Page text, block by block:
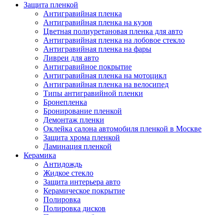
Защита пленкой
Антигравийная пленка
Антигравийная пленка на кузов
Цветная полиуретановая пленка для авто
Антигравийная пленка на лобовое стекло
Антигравийная пленка на фары
Ливреи для авто
Антигравийное покрытие
Антигравийная пленка на мотоцикл
Антигравийная пленка на велосипед
Типы антигравийной пленки
Бронепленка
Бронирование пленкой
Демонтаж пленки
Оклейка салона автомобиля пленкой в Москве
Защита хрома пленкой
Ламинация пленкой
Керамика
Антидождь
Жидкое стекло
Защита интерьера авто
Керамическое покрытие
Полировка
Полировка дисков